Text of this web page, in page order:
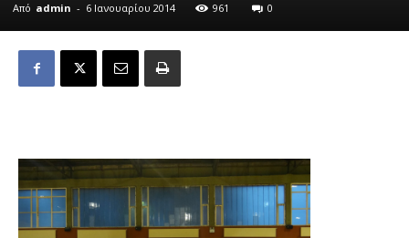
Από admin - 6 Ιανουαρίου 2014 961 0